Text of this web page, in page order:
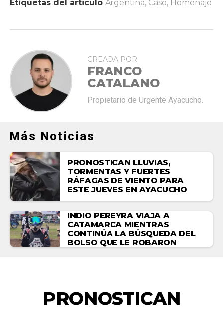
Etiquetas del articulo Argentina, Caso, Homenaje
CREADA POR
FRANCO
CATALANO
Propietario de Urgente Ayacucho.
Más Noticias
PRONOSTICAN LLUVIAS,
TORMENTAS Y FUERTES
RÁFAGAS DE VIENTO PARA
ESTE JUEVES EN AYACUCHO
INDIO PEREYRA VIAJA A
CATAMARCA MIENTRAS
CONTINÚA LA BÚSQUEDA DEL
BOLSO QUE LE ROBARON
PRONOSTICAN